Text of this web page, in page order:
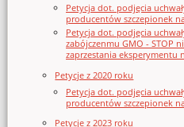
Petycja dot. podjęcia
producentów szczepionek
Petycja dot. podjęcia
zabójczenmu GMO - STOP
zaprzestania eksperymentu
Petycje z 2020 roku
Petycja dot. podjęcia
producentów szczepionek
Petycje z 2023 roku